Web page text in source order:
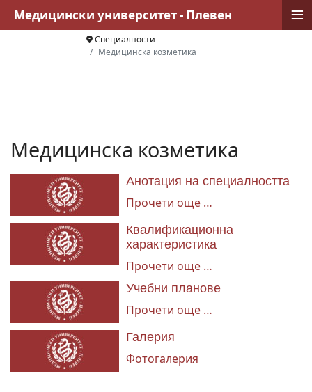
Специалности
Медицинска козметика
Медицинска козметика
Анотация на специалността
Прочети още …
Квалификационна
характеристика
Прочети още …
Учебни планове
Прочети още …
Галерия
Фотогалерия
Медицински университет - Плевен ≡